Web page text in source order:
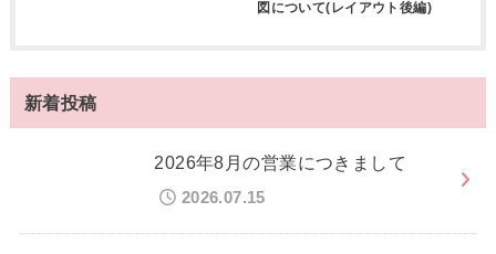
図について(レイアウト後編)
新着投稿
2026年8月の営業につきまして
2026.07.15